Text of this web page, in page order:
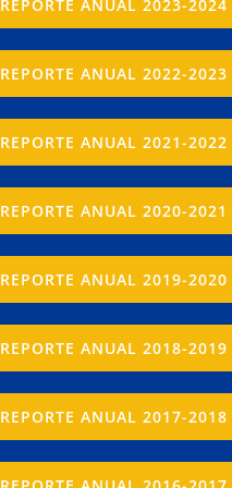
REPORTE ANUAL 2023-2024
REPORTE ANUAL 2022-2023
REPORTE ANUAL 2021-2022
REPORTE ANUAL 2020-2021
REPORTE ANUAL 2019-2020
REPORTE ANUAL 2018-2019
REPORTE ANUAL 2017-2018